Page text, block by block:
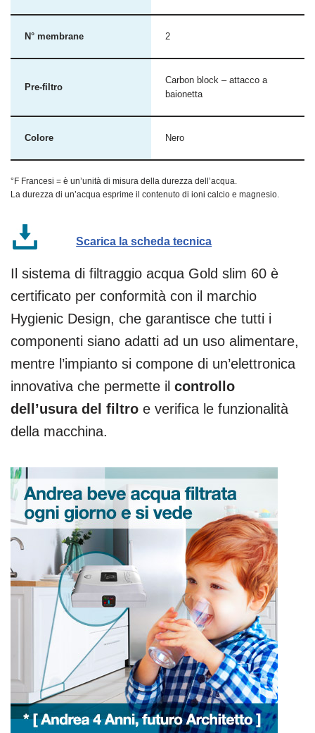
N° membrane 2
Pre-filtro
Carbon block – attacco a
baionetta
Colore Nero
°F Francesi = è un’unità di misura della durezza dell’acqua.
La durezza di un’acqua esprime il contenuto di ioni calcio e magnesio.
Scarica la scheda tecnica
Il sistema di filtraggio acqua Gold slim 60 è
certificato per conformità con il marchio
Hygienic Design, che garantisce che tutti i
componenti siano adatti ad un uso alimentare,
mentre l’impianto si compone di un’elettronica
innovativa che permette il controllo
dell’usura del filtro e verifica le funzionalità
della macchina.